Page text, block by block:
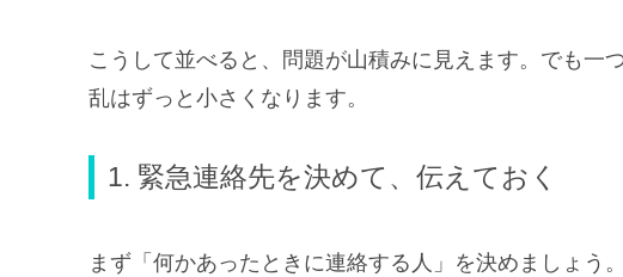
こうして並べると、問題が山積みに見えます。でも一
乱はずっと小さくなります。
1. 緊急連絡先を決めて、伝えておく
まず「何かあったときに連絡する人」を決めましょ